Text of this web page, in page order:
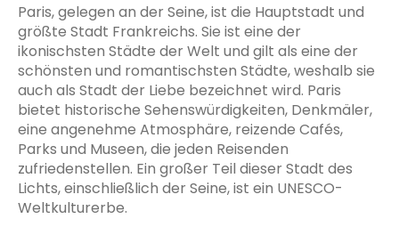
Paris, gelegen an der Seine, ist die Hauptstadt und
größte Stadt Frankreichs. Sie ist eine der
ikonischsten Städte der Welt und gilt als eine der
schönsten und romantischsten Städte, weshalb sie
auch als Stadt der Liebe bezeichnet wird. Paris
bietet historische Sehenswürdigkeiten, Denkmäler,
eine angenehme Atmosphäre, reizende Cafés,
Parks und Museen, die jeden Reisenden
zufriedenstellen. Ein großer Teil dieser Stadt des
Lichts, einschließlich der Seine, ist ein UNESCO-
Weltkulturerbe.